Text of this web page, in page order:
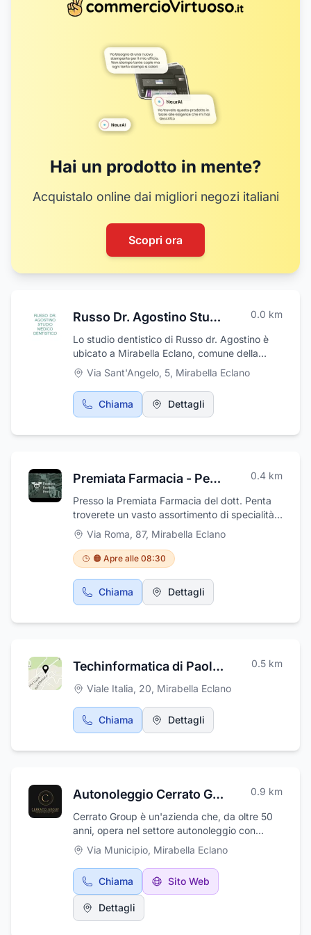
Hai un prodotto in mente?
Acquistalo online dai migliori negozi italiani
Scopri ora
Russo Dr. Agostino Studio Medico Dentistico 0.0 km
Lo studio dentistico di Russo dr. Agostino è
ubicato a Mirabella Eclano, comune della
provincia di Avellino 5, v. S. Angelo ed è
specializzato in ortodonzia,
odontostomatologia e odontoiatria. In
particolare, lo studio dentistico di Russo dr.
appuntamento e fornisce apparecchi
Via Sant'Angelo, 5, Mirabella Eclano
Chiama Dettagli
Premiata Farmacia - Penta Dott. Guido 0.4 km
Presso la Premiata Farmacia del dott. Penta
troverete un vasto assortimento di specialità
medicinali in continuo aggiornamento. La
farmacia si compone di diversi altri reparti:
dietetica, dermocosmetica, prodotti aproteici
e per celiaci, articoli di farmacia veterinaria,
prodotti omeopatici e per l'infanzia. Esegue
preparazioni galeniche ed è a vostra
cup. Nei week end la farmacia è aperta a
Via Roma, 87, Mirabella Eclano
🟠 Apre alle 08:30
Chiama Dettagli
Techinformatica di Paolo De Simone 0.5 km
Viale Italia, 20, Mirabella Eclano
Chiama Dettagli
Autonoleggio Cerrato Group 0.9 km
Cerrato Group è un'azienda che, da oltre 50
anni, opera nel settore autonoleggio con
conducente, offrendo esperienza, cortesia e
professionalità. La peculiarità del nostro
servizio è quella di muoversi con la
maneggevolezza di un taxi offrendo un parco
auto di lusso. I servizi sono disponibili 24 ore
su 24, inclusi i festivi. La ditta offre molteplici
Via Municipio, Mirabella Eclano
Chiama Sito Web
Dettagli